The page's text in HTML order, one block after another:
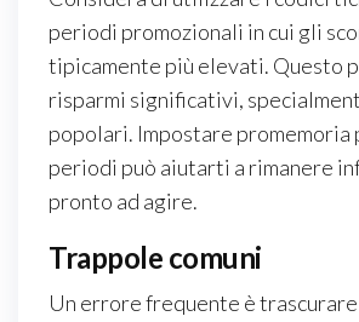
periodi promozionali in cui gli
tipicamente più elevati. Questo
risparmi significativi,
popolari. Impostare promemoria
periodi può aiutarti a rimanere
pronto ad agire.
Trappole comuni
Un errore frequente è